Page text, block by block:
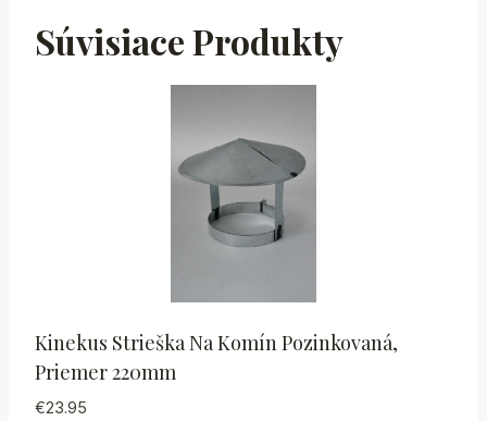
Súvisiace Produkty
Kinekus Strieška Na Komín Pozinkovaná,
Priemer 220mm
€23.95